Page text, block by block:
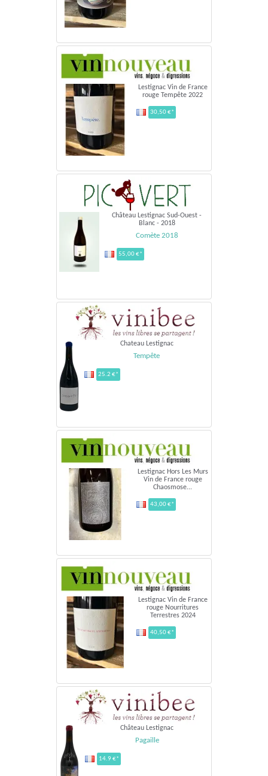
Lestignac Vin de France
rouge Tempête 2022
30,50 €*
Château Lestignac Sud-Ouest -
Blanc - 2018
Comète 2018
55,00 €*
Chateau Lestignac
Tempête
25.2 €*
Lestignac Hors Les Murs
Vin de France rouge
Chaosmose...
43,00 €*
Lestignac Vin de France
rouge Nourritures
Terrestres 2024
40,50 €*
Château Lestignac
Pagaille
14.9 €*